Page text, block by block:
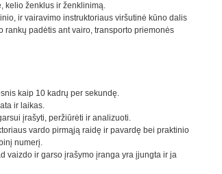
kelio ženklus ir ženklinimą.
ir vairavimo instruktoriaus viršutinė kūno dalis
padėtis ant vairo, transporto priemonės
kaip 10 kadrų per sekundę.
ir laikas.
įrašyti, peržiūrėti ir analizuoti.
vardo pirmąją raidę ir pavardę bei praktinio
numerį.
vaizdo ir garso įrašymo įranga yra įjungta ir ja